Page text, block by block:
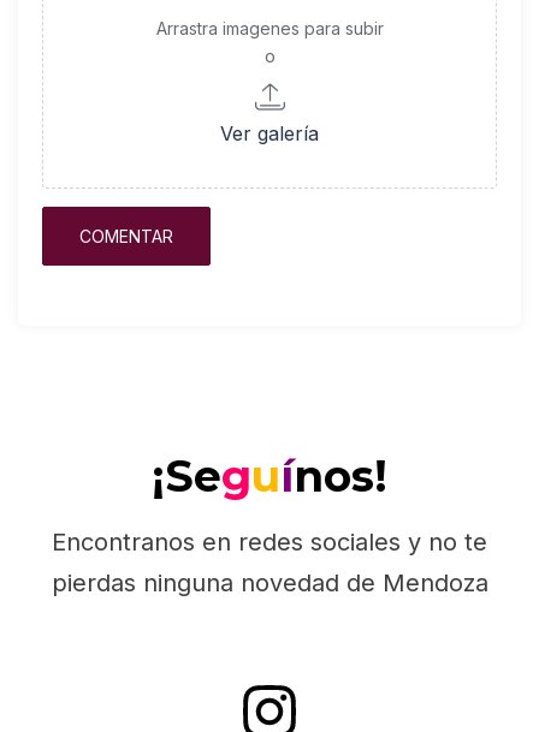
Arrastra imagenes para subir
o
Ver galería
¡Seguínos!
Encontranos en redes sociales y no te
pierdas ninguna novedad de Mendoza